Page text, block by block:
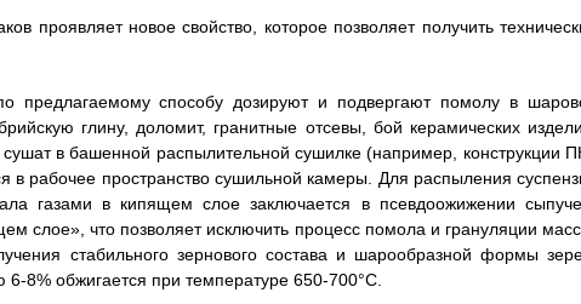
проявляет новое свойство, которое позволяет получить
предлагаемому способу дозируют и подвергают помолу в
глину, доломит, гранитные отсевы, бой керамических
в башенной распылительной сушилке (например, конструкции
рабочее пространство сушильной камеры. Для распыления
газами в кипящем слое заключается в псевдоожижении
слое», что позволяет исключить процесс помола и грануляции
стабильного зернового состава и шарообразной формы
8% обжигается при температуре 650-700°С.